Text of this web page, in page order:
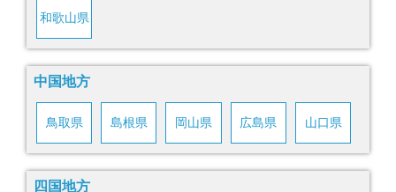
和歌山県
中国地方
鳥取県 島根県 岡山県 広島県 山口県
四国地方